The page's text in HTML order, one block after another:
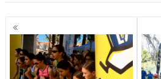
Navegación
de
entradas